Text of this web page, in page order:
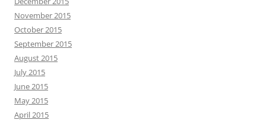
November 2015
October 2015
September 2015
August 2015
July 2015
June 2015
May 2015
April 2015